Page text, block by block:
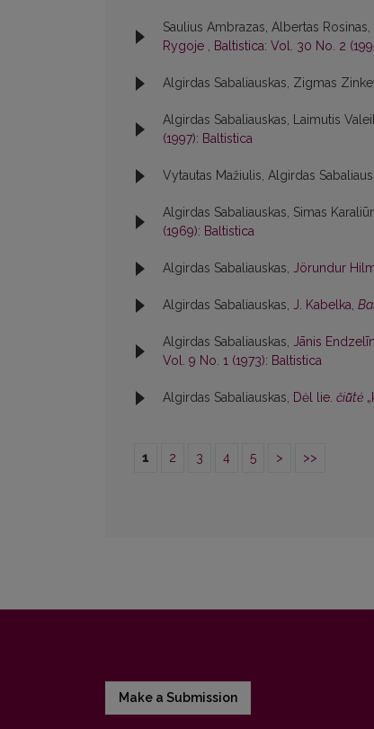
Saulius Ambrazas, Albertas
Rygoje , Baltistica: Vol. 30 No. 2
Algirdas Sabaliauskas, Zigmas
Algirdas Sabaliauskas, Laimutis
(1997): Baltistica
Vytautas Mažiulis, Algirdas
Algirdas Sabaliauskas, Simas
(1969): Baltistica
Algirdas Sabaliauskas, Jörundur
Algirdas Sabaliauskas, J. Kabelka,
Algirdas Sabaliauskas, Jānis
Vol. 9 No. 1 (1973): Baltistica
Algirdas Sabaliauskas, Dėl lie. čiū̃tė
1 2 3 4 5 > >>
Make a Submission